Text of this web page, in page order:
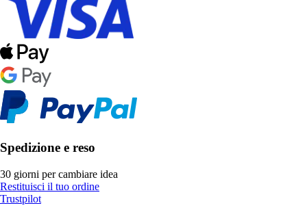
Spedizione e reso
30 giorni per cambiare idea
Restituisci il tuo ordine
Trustpilot